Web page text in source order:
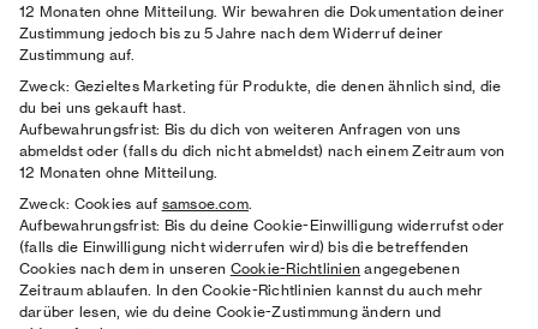
12 Monaten ohne Mitteilung. Wir bewahren die Dokumentation deiner
Zustimmung jedoch bis zu 5 Jahre nach dem Widerruf deiner
Zustimmung auf.
Zweck: Gezieltes Marketing für Produkte, die denen ähnlich sind, die
du bei uns gekauft hast.
Aufbewahrungsfrist: Bis du dich von weiteren Anfragen von uns
abmeldst oder (falls du dich nicht abmeldst) nach einem Zeitraum von
12 Monaten ohne Mitteilung.
Zweck: Cookies auf samsoe.com.
Aufbewahrungsfrist: Bis du deine Cookie-Einwilligung widerrufst oder
(falls die Einwilligung nicht widerrufen wird) bis die betreffenden
Cookies nach dem in unseren Cookie-Richtlinien angegebenen
Zeitraum ablaufen. In den Cookie-Richtlinien kannst du auch mehr
darüber lesen, wie du deine Cookie-Zustimmung ändern und